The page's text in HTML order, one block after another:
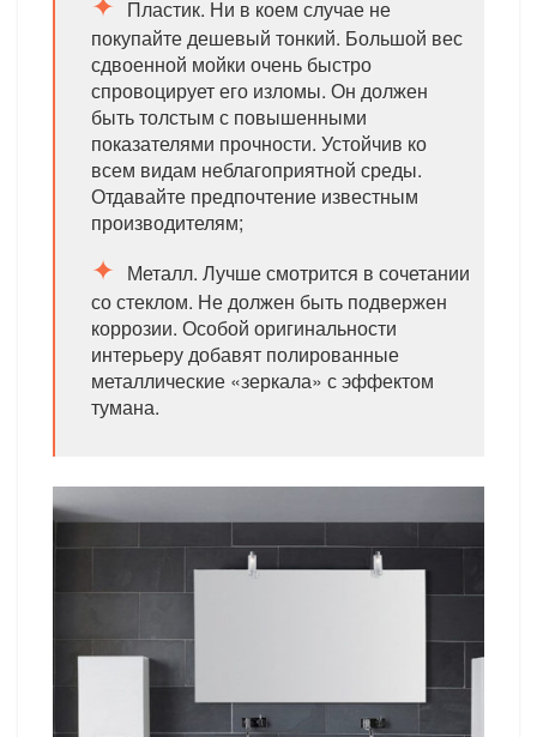
Пластик. Ни в коем случае не
покупайте дешевый тонкий. Большой вес
сдвоенной мойки очень быстро
спровоцирует его изломы. Он должен
быть толстым с повышенными
показателями прочности. Устойчив ко
всем видам неблагоприятной среды.
Отдавайте предпочтение известным
производителям;
Металл. Лучше смотрится в сочетании
со стеклом. Не должен быть подвержен
коррозии. Особой оригинальности
интерьеру добавят полированные
металлические «зеркала» с эффектом
тумана.